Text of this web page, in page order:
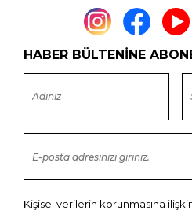
HABER BÜLTENİNE
Kişisel verilerin korunmasına